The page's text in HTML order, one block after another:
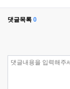
댓글목록 0